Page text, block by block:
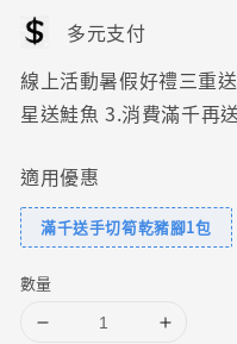
多元支付
線上活動暑假好禮三重
星送鮭魚 3.消費滿千再
適用優惠
滿千送手切筍乾豬腳1包
數量